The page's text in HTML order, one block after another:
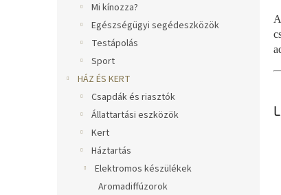
Mi kínozza?
Egészségügyi segédeszközök
Testápolás
Sport
HÁZ ÉS KERT
Csapdák és riasztók
Állattartási eszközök
Kert
Háztartás
Elektromos készülékek
Aromadiffúzorok